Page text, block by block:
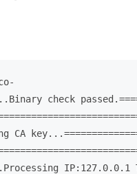
check
CA
IP:127.0.0.1